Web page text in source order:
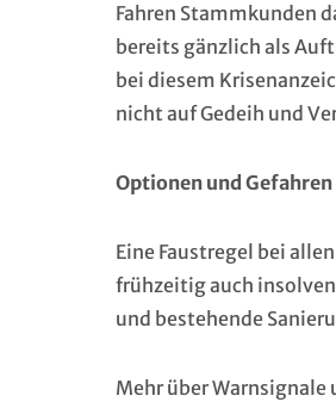
Fahren Stammkunden
bereits gänzlich als
bei diesem
nicht auf Gedeih und
Optionen und
Eine Faustregel bei
frühzeitig auch
und bestehende
Mehr über